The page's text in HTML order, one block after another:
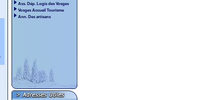
Ass. Dép. Logis des Vosges
Vosges Accueil Tourisme
Ann. Des artisans